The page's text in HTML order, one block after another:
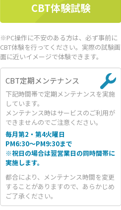
CBT体験試験
※PC操作に不安のある方は、必ず事前に
CBT体験を行ってください。実際の試験画
面に近いイメージで体験できます。
CBT定期メンテナンス
下記時間帯で定期メンテナンスを実施
しています。
メンテナンス時はサービスのご利用が
できませんのでご注意ください。
毎月第2・第4火曜日
PM6:30～PM9:30まで
※祝日の場合は翌営業日の同時間帯に
実施します。
都合により、メンテナンス時間を変更
することがありますので、あらかじめ
ご了承ください。